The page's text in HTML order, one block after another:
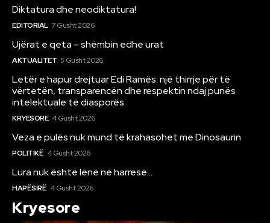
Diktatura dhe neodiktatura!
EDITORIAL 7 Gusht 2026
Ujërat e qeta – shëmbin edhe urat
AKTUALITET 5 Gusht 2026
Letër e hapur drejtuar Edi Ramës: një thirrje për të
vërtetën, transparencën dhe respektin ndaj punës
intelektuale të diasporës
KRYESORE 4 Gusht 2026
Veza e pulës nuk mund të krahasohet me Dinosaurin
POLITIKË 4 Gusht 2026
Lura nuk është lënë në harresë…
HAPËSIRË 4 Gusht 2026
Kryesore